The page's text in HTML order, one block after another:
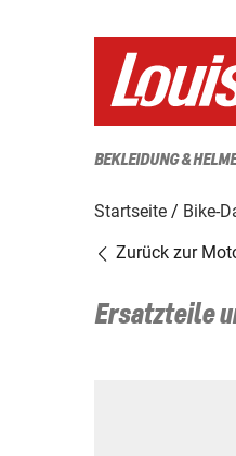
BEKLEIDUNG & HELME
Startseite Bike-
Zurück zur
Ersatzteile